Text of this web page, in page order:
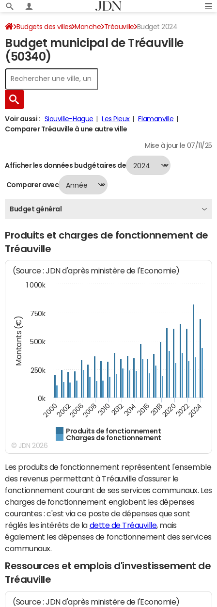
Budgets des villes Manche Tréauville Budget 2024
Budget municipal de Tréauville
(50340)
Voir aussi : Siouville-Hague Les Pieux
Flamanville
Comparer Tréauville à une autre ville
Mise à jour le 07/11/25
Afficher les données budgétaires de
Comparer avec
Budget général
Produits et charges de fonctionnement de
Tréauville
Montants (€)
(Source : JDN d'après ministère de l'Economie)
Produits de fonctionnement
Charges de fonctionnement
200020022006200820102012201420162018202020222024
0k
250k
500k
750k
1 000k
© JDN 2026
Les produits de fonctionnement représentent l'ensemble
des revenus permettant à Tréauville d'assurer le
fonctionnement courant de ses services communaux. Les
charges de fonctionnement englobent les dépenses
courantes : c'est via ce poste de dépenses que sont
réglés les intérêts de la dette de Tréauville, mais
également les dépenses de fonctionnement des services
communaux.
Ressources et emplois d'investissement de
Tréauville
(Source : JDN d'après ministère de l'Economie)